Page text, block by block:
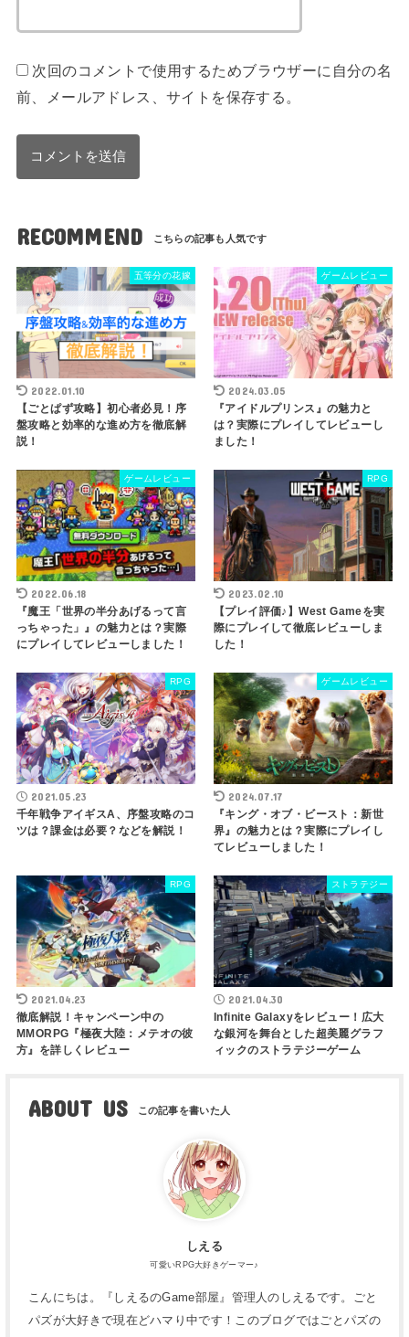
次回のコメントで使用するためブラウザーに自分の名
前、メールアドレス、サイトを保存する。
RECOMMEND
五等分の花嫁
2022.01.10
【ごとぱず攻略】初心者必見！序
盤攻略と効率的な進め方を徹底解
説！
ゲームレビュー
2024.03.05
『アイドルプリンス』の魅力と
は？実際にプレイしてレビューし
ました！
ゲームレビュー
2022.06.18
『魔王「世界の半分あげるって言
っちゃった」』の魅力とは？実際
にプレイしてレビューしました！
RPG
2023.02.10
【プレイ評価♪】West Gameを実
際にプレイして徹底レビューしま
した！
RPG
2021.05.23
千年戦争アイギスA、序盤攻略のコ
ツは？課金は必要？などを解説！
ゲームレビュー
2024.07.17
『キング・オブ・ビースト：新世
界』の魅力とは？実際にプレイし
てレビューしました！
RPG
2021.04.23
徹底解説！キャンペーン中の
MMORPG『極夜大陸：メテオの彼
方』を詳しくレビュー
ストラテジー
2021.04.30
Infinite Galaxyをレビュー！広大
な銀河を舞台とした超美麗グラフ
ィックのストラテジーゲーム
ABOUT US
しえる
可愛いRPG大好きゲーマー♪
こんにちは。『しえるのGame部屋』管理人のしえるです。ごと
パズが大好きで現在どハマり中です！このブログではごとパズの